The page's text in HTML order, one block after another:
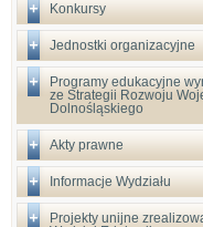
Konkursy
Jednostki organizacyjne
Programy edukacyjne
ze Strategii Rozwoju
Dolnośląskiego
Akty prawne
Informacje Wydziału
Projekty unijne